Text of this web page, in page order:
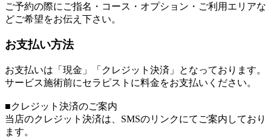
ご予約の際にご指名・コース・オプション・ご利用エリアな
どご希望をお伝え下さい。
お支払い方法
お支払いは「現金」「クレジット決済」となっております。
サービス施術前にセラピストに料金をお支払いください。
■クレジット決済のご案内
当店のクレジット決済は、SMSのリンクにてご案内しており
ます。